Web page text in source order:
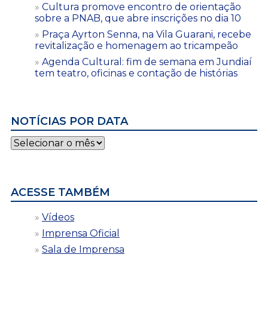
Cultura promove encontro de orientação
sobre a PNAB, que abre inscrições no dia 10
Praça Ayrton Senna, na Vila Guarani, recebe
revitalização e homenagem ao tricampeão
Agenda Cultural: fim de semana em Jundiaí
tem teatro, oficinas e contação de histórias
NOTÍCIAS POR DATA
Notícias
por
ACESSE TAMBÉM
Vídeos
Imprensa Oficial
Sala de Imprensa